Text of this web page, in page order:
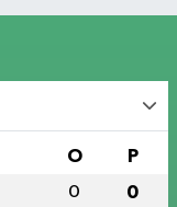
O P
0 0